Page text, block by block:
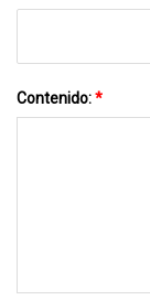
Contenido:*